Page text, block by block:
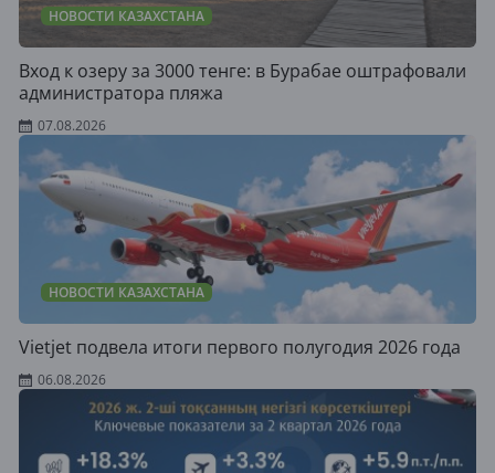
НОВОСТИ КАЗАХСТАНА
Вход к озеру за 3000 тенге: в Бурабае оштрафовали
администратора пляжа
07.08.2026
НОВОСТИ КАЗАХСТАНА
Vietjet подвела итоги первого полугодия 2026 года
06.08.2026